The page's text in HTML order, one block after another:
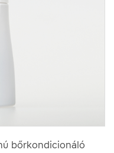
bőrkondicionáló